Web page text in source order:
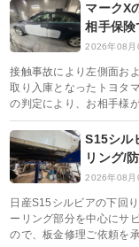
マークX
相手保険
2026年08月
接触事故により左側面お
取り入庫となったトヨタ
の判定により、お相手様
S15シル
リング/
2026年08月
日産S15シルビアの下回
ーリング部分を中心にサ
ので、板金修理ご依頼を